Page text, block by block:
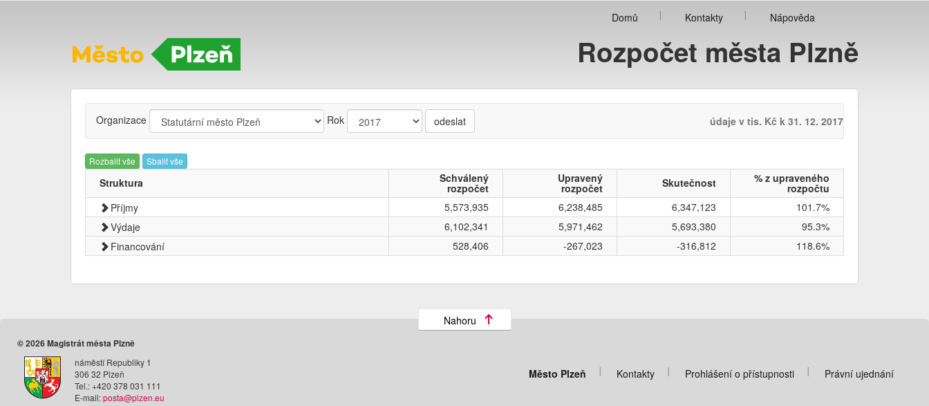
Domů Kontakty Nápověda
Rozpočet města Plzně
údaje v tis. Kč k 31. 12. 2017
Organizace Rok odeslat
Rozbalit vše Sbalit vše
Struktura Schválený
rozpočet
Upravený
rozpočet Skutečnost % z upraveného
rozpočtu
Příjmy
5,573,935 6,238,485 6,347,123
101.7%
Výdaje
6,102,341 5,971,462 5,693,380
95.3%
Financování
528,406 -267,023 -316,812 118.6%
Nahoru
© 2026 Magistrát města Plzně
náměstí Republiky 1
306 32 Plzeň
Tel.: +420 378 031 111
E-mail:posta@plzen.eu
Město Plzeň Kontakty Prohlášení o přístupnosti Právní ujednání